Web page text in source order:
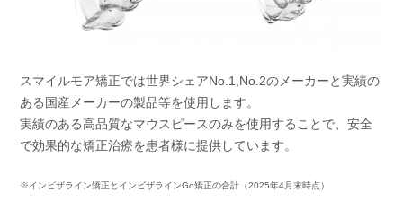
スマイルモア矯正では世界シェアNo.1,No.2のメーカーと実績の
ある国産メーカーの製品等を使用します。
実績のある高品質なマウスピースのみを使用することで、安全
で効果的な矯正治療を患者様に提供しています。
※インビザライン矯正とインビザラインGo矯正の合計（2025年4月末時点）